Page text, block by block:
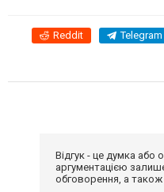
Reddit Telegram
Відгук - це думка
аргументацією
обговорення, а